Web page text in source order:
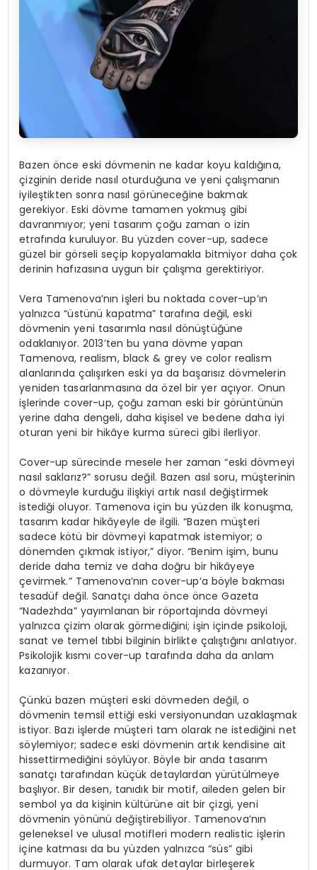
Bazen önce eski dövmenin ne kadar koyu kaldığına,
çizginin deride nasıl oturduğuna ve yeni çalışmanın
iyileştikten sonra nasıl görüneceğine bakmak
gerekiyor. Eski dövme tamamen yokmuş gibi
davranmıyor; yeni tasarım çoğu zaman o izin
etrafında kuruluyor. Bu yüzden cover-up, sadece
güzel bir görseli seçip kopyalamakla bitmiyor daha çok
derinin hafızasına uygun bir çalışma gerektiriyor.
Vera Tamenova’nın işleri bu noktada cover-up’ın
yalnızca “üstünü kapatma” tarafına değil, eski
dövmenin yeni tasarımla nasıl dönüştüğüne
odaklanıyor. 2013’ten bu yana dövme yapan
Tamenova, realism, black & grey ve color realism
alanlarında çalışırken eski ya da başarısız dövmelerin
yeniden tasarlanmasına da özel bir yer açıyor. Onun
işlerinde cover-up, çoğu zaman eski bir görüntünün
yerine daha dengeli, daha kişisel ve bedene daha iyi
oturan yeni bir hikâye kurma süreci gibi ilerliyor.
Cover-up sürecinde mesele her zaman “eski dövmeyi
nasıl saklarız?” sorusu değil. Bazen asıl soru, müşterinin
o dövmeyle kurduğu ilişkiyi artık nasıl değiştirmek
istediği oluyor. Tamenova için bu yüzden ilk konuşma,
tasarım kadar hikâyeyle de ilgili. “Bazen müşteri
sadece kötü bir dövmeyi kapatmak istemiyor; o
dönemden çıkmak istiyor,” diyor. “Benim işim, bunu
deride daha temiz ve daha doğru bir hikâyeye
çevirmek.” Tamenova’nın cover-up’a böyle bakması
tesadüf değil. Sanatçı daha önce önce Gazeta
“Nadezhda” yayımlanan bir röportajında dövmeyi
yalnızca çizim olarak görmediğini; işin içinde psikoloji,
sanat ve temel tıbbi bilginin birlikte çalıştığını anlatıyor.
Psikolojik kısmı cover-up tarafında daha da anlam
kazanıyor.
Çünkü bazen müşteri eski dövmeden değil, o
dövmenin temsil ettiği eski versiyonundan uzaklaşmak
istiyor. Bazı işlerde müşteri tam olarak ne istediğini net
söylemiyor; sadece eski dövmenin artık kendisine ait
hissettirmediğini söylüyor. Böyle bir anda tasarım
sanatçı tarafından küçük detaylardan yürütülmeye
başlıyor. Bir desen, tanıdık bir motif, aileden gelen bir
sembol ya da kişinin kültürüne ait bir çizgi, yeni
dövmenin yönünü değiştirebiliyor. Tamenova’nın
geleneksel ve ulusal motifleri modern realistic işlerin
içine katması da bu yüzden yalnızca “süs” gibi
durmuyor. Tam olarak ufak detaylar birleşerek